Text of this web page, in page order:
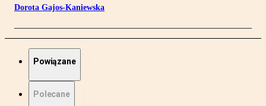
Dorota Gajos-Kaniewska
Powiązane
Polecane